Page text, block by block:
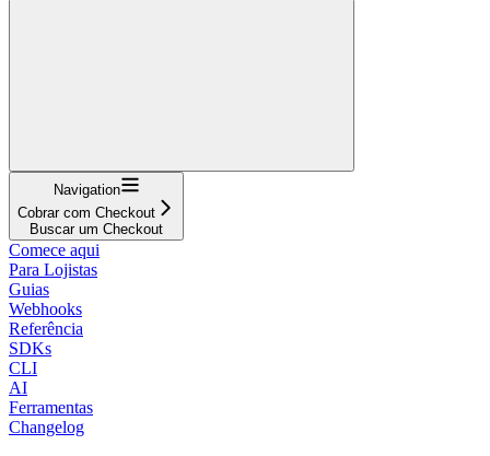
Navigation
Cobrar com Checkout
Buscar um Checkout
Comece aqui
Para Lojistas
Guias
Webhooks
Referência
SDKs
CLI
AI
Ferramentas
Changelog